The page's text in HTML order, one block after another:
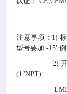
注意事项：1)
型号要加 -15'
2) 开口容
(1"NPT)
LM50-